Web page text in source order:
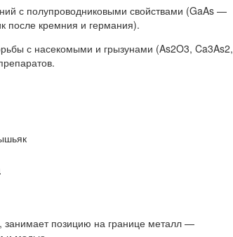
с полупроводниковыми свойствами (GaAs —
после кремния и германия).
с насекомыми и грызунами (As2O3, Ca3As2,
занимает позицию на границе металл —